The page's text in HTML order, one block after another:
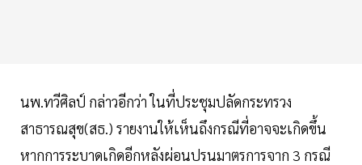
นพ.ทวีศิลป์ กล่าวอีกว่า ในที่ประชุมปลัดกระทรวง
สาธารณสุข(สธ.) รายงานให้เห็นถึงกรณีที่อาจจะเกิดขึ้น
หากการระบาดเกิดอีกหลังผ่อนปรนมาตรการจาก 3 กรณี